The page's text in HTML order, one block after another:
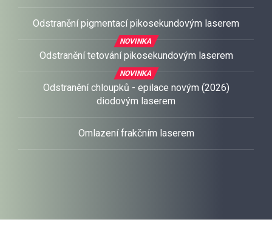
Odstranění pigmentací pikosekundovým laserem
Odstranění tetování pikosekundovým laserem
NOVINKA
Odstranění chloupků - epilace novým (2026)
diodovým laserem
NOVINKA
Omlazení frakčním laserem